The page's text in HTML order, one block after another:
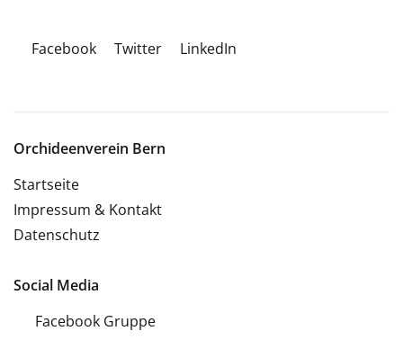
Facebook Twitter LinkedIn
Orchideenverein Bern
Startseite
Impressum & Kontakt
Datenschutz
Social Media
Facebook Gruppe